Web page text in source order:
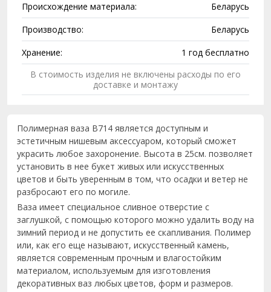
Происхождение материала:
Беларусь
Производство:
Беларусь
Хранение:
1 год бесплатно
В стоимость изделия не включены расходы по его
доставке и монтажу
Полимерная ваза В714 является доступным и
эстетичным нишевым аксессуаром, который сможет
украсить любое захоронение. Высота в 25см. позволяет
установить в нее букет живых или искусственных
цветов и быть уверенным в том, что осадки и ветер не
разбросают его по могиле.
Ваза имеет специальное сливное отверстие с
заглушкой, с помощью которого можно удалить воду на
зимний период и не допустить ее скапливания. Полимер
или, как его еще называют, искусственный камень,
является современным прочным и влагостойким
материалом, используемым для изготовления
декоративных ваз любых цветов, форм и размеров.